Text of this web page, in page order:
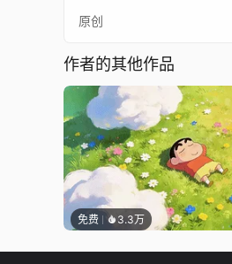
原创
作者的其他作品
免费 3.3万